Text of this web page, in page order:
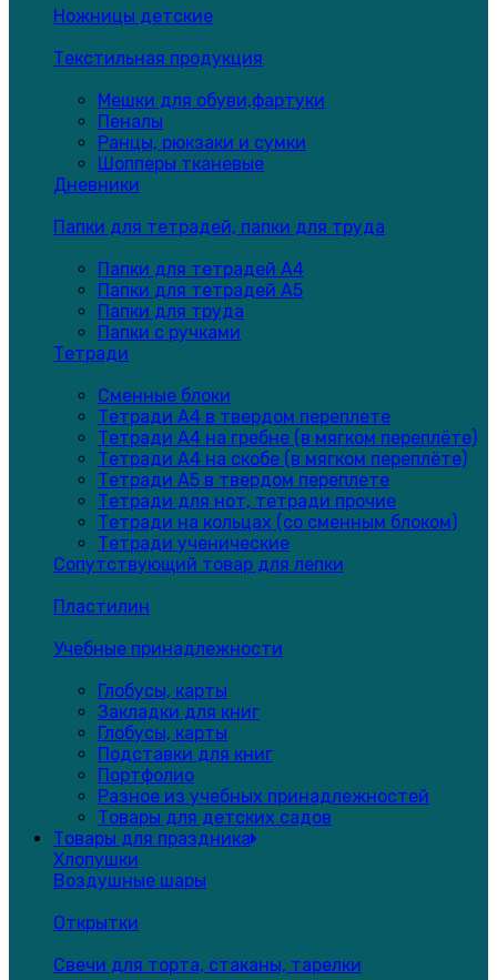
Ножницы детские
Текстильная продукция
Мешки для обуви,фартуки
Пеналы
Ранцы, рюкзаки и сумки
Шопперы тканевые
Дневники
Папки для тетрадей, папки для труда
Папки для тетрадей А4
Папки для тетрадей А5
Папки для труда
Папки с ручками
Тетради
Сменные блоки
Тетради А4 в твердом переплете
Тетради А4 на гребне (в мягком переплёте)
Тетради А4 на скобе (в мягком переплёте)
Тетради А5 в твердом переплете
Тетради для нот, тетради прочие
Тетради на кольцах (со сменным блоком)
Тетради ученические
Сопутствующий товар для лепки
Пластилин
Учебные принадлежности
Глобусы, карты
Закладки для книг
Глобусы, карты
Подставки для книг
Портфолио
Разное из учебных принадлежностей
Товары для детских садов
Товары для праздника
Хлопушки
Воздушные шары
Открытки
Свечи для торта, стаканы, тарелки